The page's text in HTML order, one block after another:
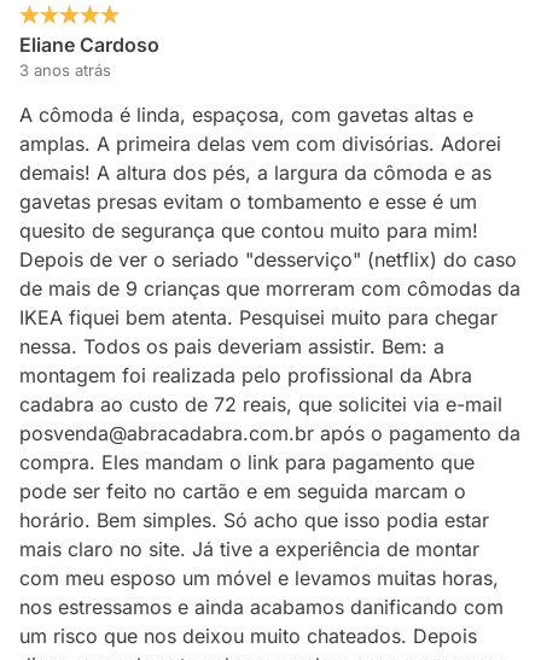
Eliane Cardoso
3 anos atrás
A cômoda é linda, espaçosa, com gavetas altas e
amplas. A primeira delas vem com divisórias. Adorei
demais! A altura dos pés, a largura da cômoda e as
gavetas presas evitam o tombamento e esse é um
quesito de segurança que contou muito para mim!
Depois de ver o seriado "desserviço" (netflix) do caso
de mais de 9 crianças que morreram com cômodas da
IKEA fiquei bem atenta. Pesquisei muito para chegar
nessa. Todos os pais deveriam assistir. Bem: a
montagem foi realizada pelo profissional da Abra
cadabra ao custo de 72 reais, que solicitei via e-mail
posvenda@abracadabra.com.br após o pagamento da
compra. Eles mandam o link para pagamento que
pode ser feito no cartão e em seguida marcam o
horário. Bem simples. Só acho que isso podia estar
mais claro no site. Já tive a experiência de montar
com meu esposo um móvel e levamos muitas horas,
nos estressamos e ainda acabamos danificando com
um risco que nos deixou muito chateados. Depois